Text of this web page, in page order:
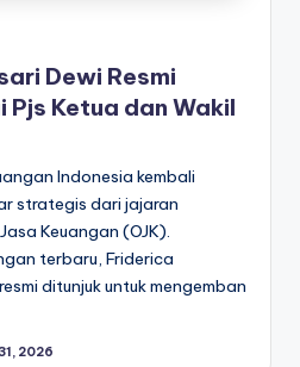
Dewi Resmi
Pjs Ketua dan Wakil
Indonesia kembali
strategis dari jajaran
Keuangan (OJK).
terbaru, Friderica
ditunjuk untuk mengemban
2026